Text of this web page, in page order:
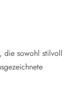
die sowohl stilvoll